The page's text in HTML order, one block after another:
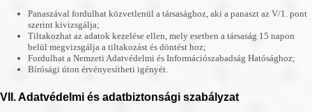
Panaszával fordulhat közvetlenül a társasághoz, aki a panaszt az V/1. pont
szerint kivizsgálja;
Tiltakozhat az adatok kezelése ellen, mely esetben a társaság 15 napon
belül megvizsgálja a tiltakozást és döntést hoz;
Fordulhat a Nemzeti Adatvédelmi és Információszabadság Hatósághoz;
Bírósági úton érvényesítheti igényét.
VII. Adatvédelmi és adatbiztonsági szabályzat